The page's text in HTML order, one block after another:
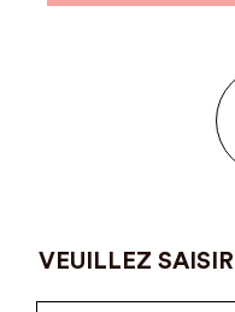
VEUILLEZ